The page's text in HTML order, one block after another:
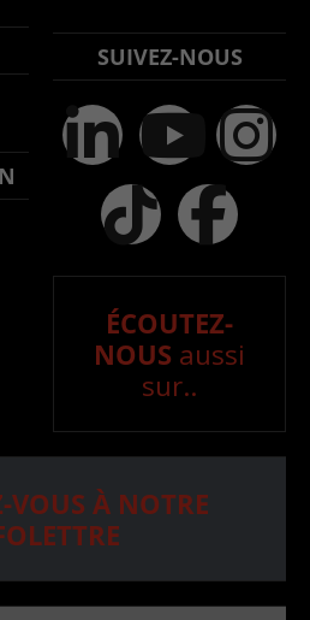
SUIVEZ-NOUS
ÉCOUTEZ-
NOUS aussi
sur..
À NOTRE